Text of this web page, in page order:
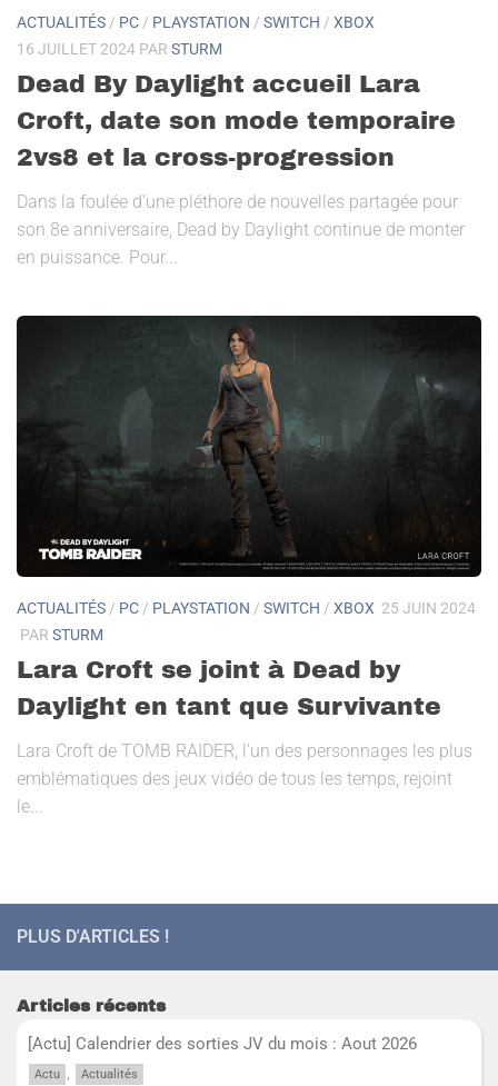
ACTUALITÉS / PC / PLAYSTATION / SWITCH / XBOX
16 JUILLET 2024 PAR STURM
Dead By Daylight accueil Lara
Croft, date son mode temporaire
2vs8 et la cross-progression
Dans la foulée d’une pléthore de nouvelles partagée pour
son 8e anniversaire, Dead by Daylight continue de monter
en puissance. Pour...
ACTUALITÉS / PC / PLAYSTATION / SWITCH / XBOX 25 JUIN 2024
PAR STURM
Lara Croft se joint à Dead by
Daylight en tant que Survivante
Lara Croft de TOMB RAIDER, l’un des personnages les plus
emblématiques des jeux vidéo de tous les temps, rejoint
le...
PLUS D'ARTICLES !
Articles récents
[Actu] Calendrier des sorties JV du mois : Aout 2026
Actu , Actualités